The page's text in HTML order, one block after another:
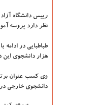
رییس دانشگاه
نظر دارد پروسه
هزار دانشجوی این دانشگاه در ۸۵ رشته كارشناسی، ۱۰۷ رشته كارشناسی
دانشجوی خارجی